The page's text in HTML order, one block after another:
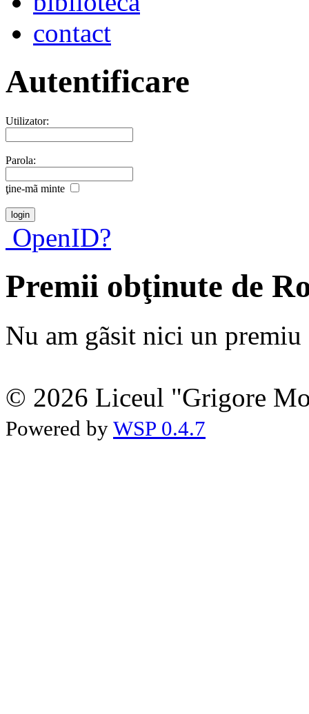
contact
Autentificare
Utilizator:
Parola:
ţine-mã minte
OpenID?
Premii obţinute de
Nu am gãsit nici un premiu
© 2026 Liceul "Grigore
Powered by WSP 0.4.7